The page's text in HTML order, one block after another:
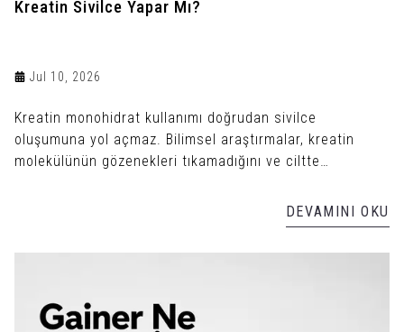
Kreatin Sivilce Yapar Mı?
Jul 10, 2026
Kreatin monohidrat kullanımı doğrudan sivilce
oluşumuna yol açmaz. Bilimsel araştırmalar, kreatin
molekülünün gözenekleri tıkamadığını ve ciltte
DEVAMINI OKU